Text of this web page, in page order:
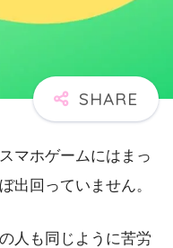
マホゲームにはまっ
出回っていません。
人も同じように苦労